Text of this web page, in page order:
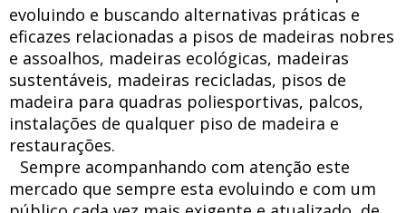
evoluindo e buscando alternativas práticas e
eficazes relacionadas a pisos de madeiras nobres
e assoalhos, madeiras ecológicas, madeiras
sustentáveis, madeiras recicladas, pisos de
madeira para quadras poliesportivas, palcos,
instalações de qualquer piso de madeira e
restaurações.
Sempre acompanhando com atenção este
mercado que sempre esta evoluindo e com um